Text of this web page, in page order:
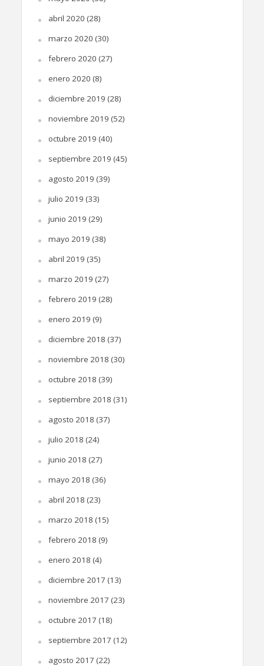
abril 2020 (28)
marzo 2020 (30)
febrero 2020 (27)
enero 2020 (8)
diciembre 2019 (28)
noviembre 2019 (52)
octubre 2019 (40)
septiembre 2019 (45)
agosto 2019 (39)
julio 2019 (33)
junio 2019 (29)
mayo 2019 (38)
abril 2019 (35)
marzo 2019 (27)
febrero 2019 (28)
enero 2019 (9)
diciembre 2018 (37)
noviembre 2018 (30)
octubre 2018 (39)
septiembre 2018 (31)
agosto 2018 (37)
julio 2018 (24)
junio 2018 (27)
mayo 2018 (36)
abril 2018 (23)
marzo 2018 (15)
febrero 2018 (9)
enero 2018 (4)
diciembre 2017 (13)
noviembre 2017 (23)
octubre 2017 (18)
septiembre 2017 (12)
agosto 2017 (22)